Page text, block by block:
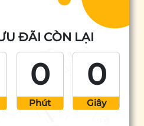
ĐÃI CÒN LẠI
0
Phút
0
Giây